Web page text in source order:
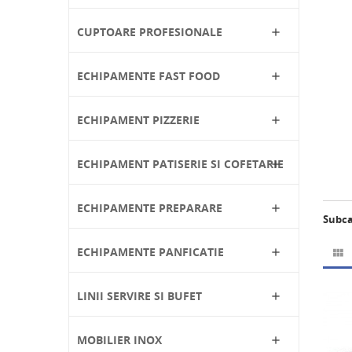
CUPTOARE PROFESIONALE 
ECHIPAMENTE FAST FOOD 
ECHIPAMENT PIZZERIE 
ECHIPAMENT PATISERIE SI COFETARIE

ECHIPAMENTE PREPARARE 
ECHIPAMENTE PANFICATIE 
LINII SERVIRE SI BUFET 
MOBILIER INOX 
